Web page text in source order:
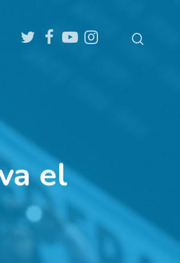
twitter facebookyoutubeinstagram
el